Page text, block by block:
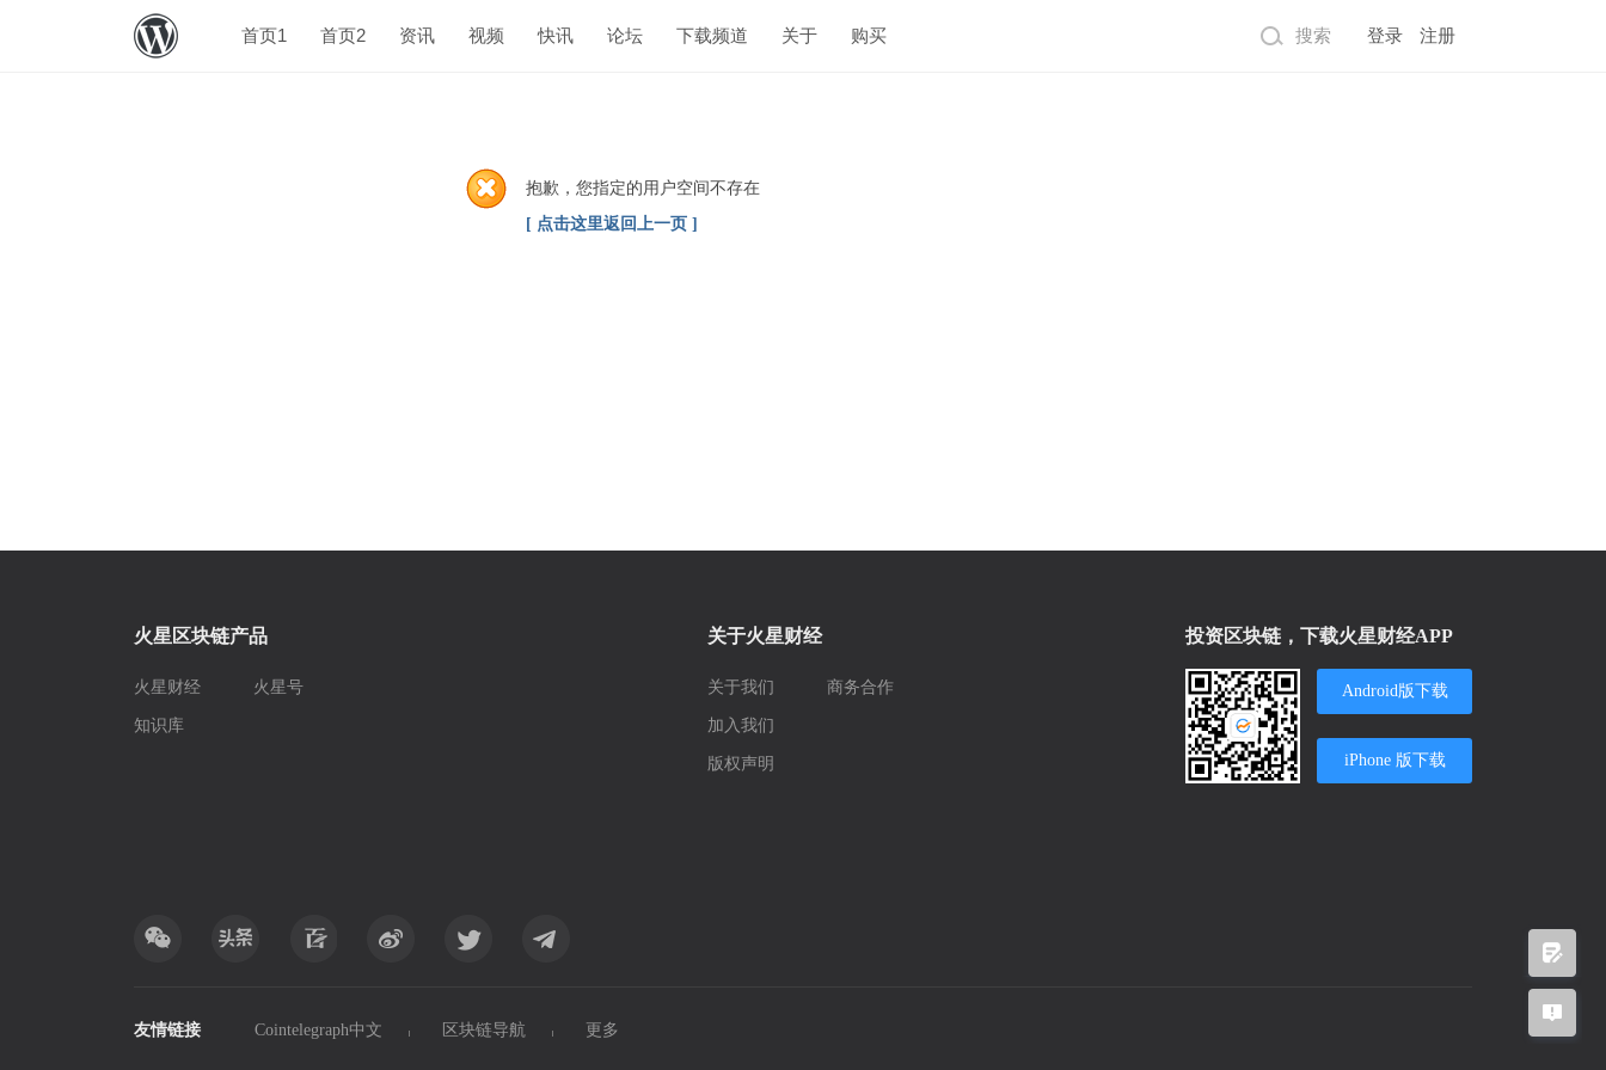
首页1 首页2 资讯 视频 快讯 论坛 下载频道 关于 购买 登录 注册
搜索
抱歉，您指定的用户空间不存在
[ 点击这里返回上一页 ]
火星区块链产品
火星财经 火星号
知识库
关于火星财经
关于我们
加入我们
版权声明
商务合作
投资区块链，下载火星财经APP
Android版下载
iPhone 版下载
友情链接 Cointelegraph中文 区块链导航 更多